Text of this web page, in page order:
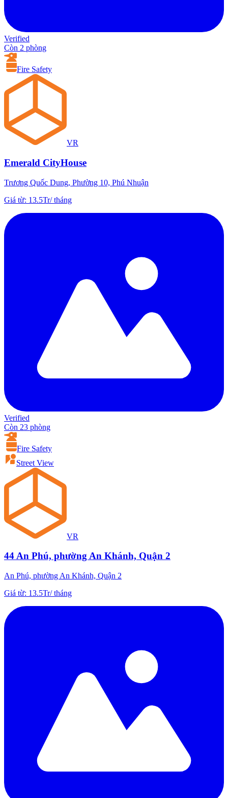
Verified
Còn 2 phòng
Fire Safety
VR
Emerald CityHouse
Trương Quốc Dung, Phường 10, Phú Nhuận
Giá từ: 13.5Tr/tháng
Verified
Còn 23 phòng
Fire Safety
Street View
VR
44 An Phú, phường An Khánh, Quận 2
An Phú, phường An Khánh, Quận 2
Giá từ: 13.5Tr/tháng